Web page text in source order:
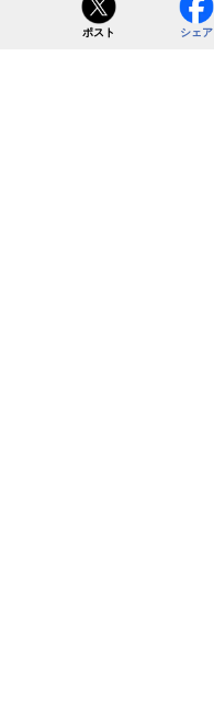
ポスト シェア